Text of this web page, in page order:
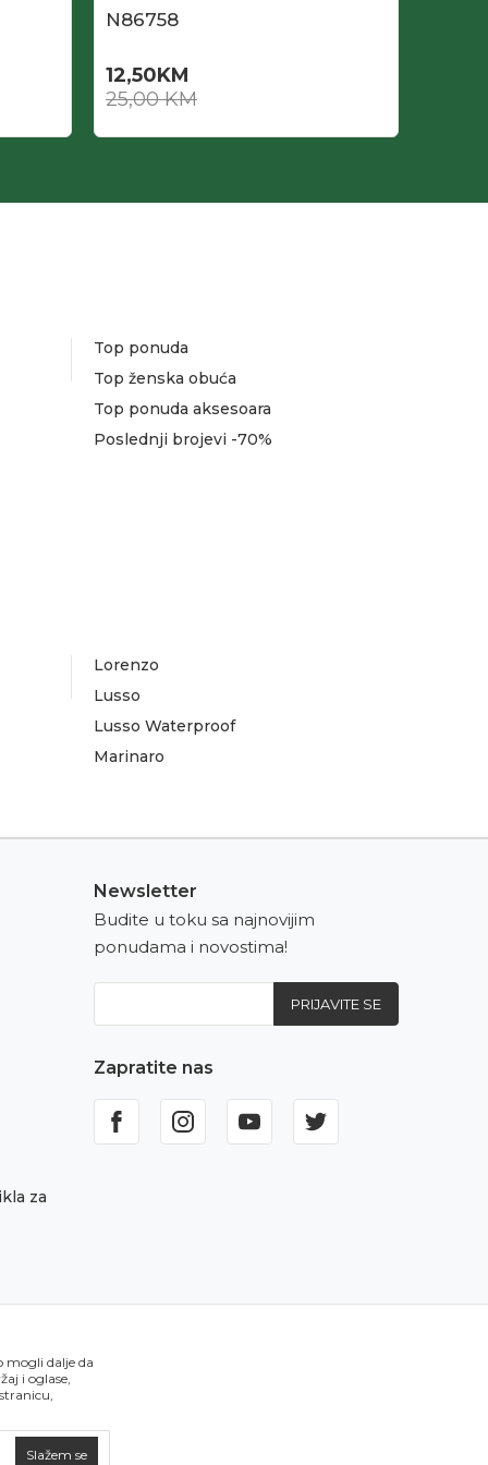
N86758
12,50KM
25,00KM
Top ponuda
Top ženska obuća
Top ponuda aksesoara
Poslednji brojevi -70%
Lorenzo
Lusso
Lusso Waterproof
Marinaro
za
Newsletter
Budite u toku sa najnovijim
ponudama i novostima!
PRIJAVITE SE
Zapratite nas
mogli dalje da
i oglase,
Slažem se